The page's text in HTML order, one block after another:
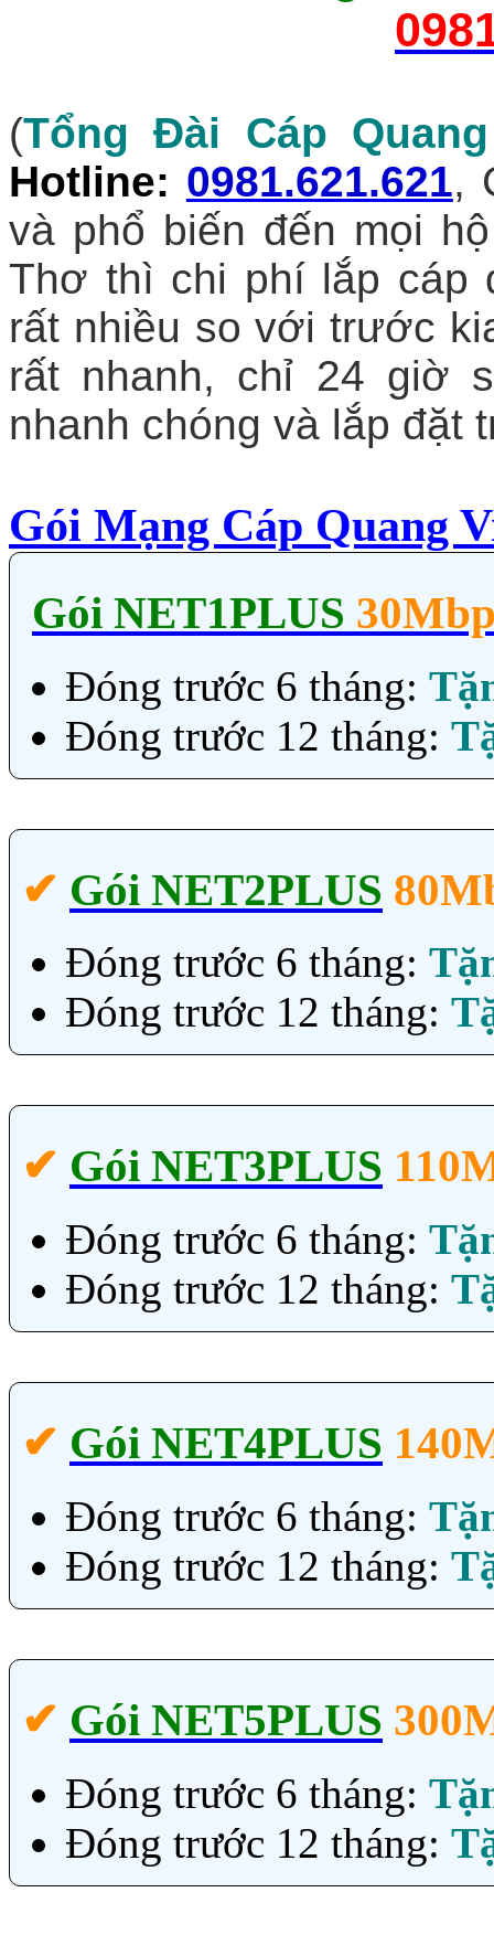
(Tổng Đài Cáp
Hotline: 0981.621.621,
và phổ biến đến mọi
Thơ thì chi phí lắp cáp
rất nhiều so với trước
rất nhanh, chỉ 24 giờ
nhanh chóng và lắp đặt
Gói Mạng Cáp Quang
Gói NET1PLUS
Đóng trước 6 tháng:
Đóng trước 12 tháng:
✔‎ Gói NET2PLUS
Đóng trước 6 tháng:
Đóng trước 12 tháng:
✔‎ Gói NET3PLUS
Đóng trước 6 tháng:
Đóng trước 12 tháng:
✔‎ Gói NET4PLUS
Đóng trước 6 tháng:
Đóng trước 12 tháng:
✔‎ Gói NET5PLUS
Đóng trước 6 tháng:
Đóng trước 12 tháng: